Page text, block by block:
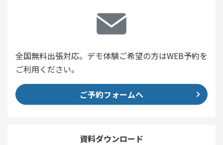
全国無料出張対応。デモ体験ご希望の方はWEB予約を
ご利用ください。
ご予約フォームへ
資料ダウンロード